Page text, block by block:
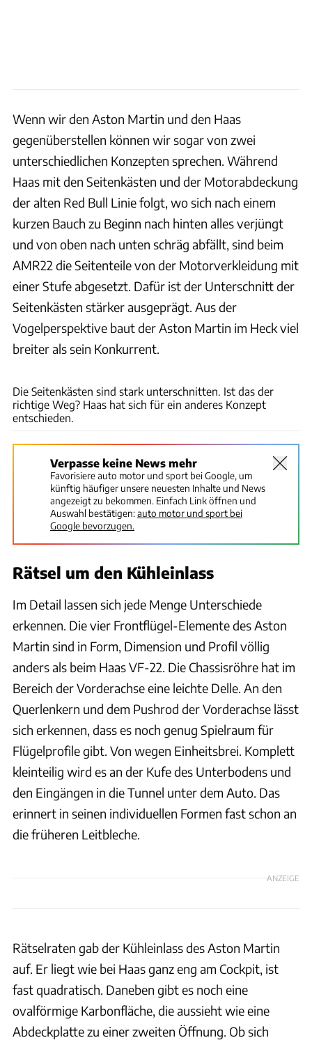
Wenn wir den Aston Martin und den Haas
gegenüberstellen können wir sogar von zwei
unterschiedlichen Konzepten sprechen. Während
Haas mit den Seitenkästen und der Motorabdeckung
der alten Red Bull Linie folgt, wo sich nach einem
kurzen Bauch zu Beginn nach hinten alles verjüngt
und von oben nach unten schräg abfällt, sind beim
AMR22 die Seitenteile von der Motorverkleidung mit
einer Stufe abgesetzt. Dafür ist der Unterschnitt der
Seitenkästen stärker ausgeprägt. Aus der
Vogelperspektive baut der Aston Martin im Heck viel
breiter als sein Konkurrent.
Die Seitenkästen sind stark unterschnitten. Ist das der
richtige Weg? Haas hat sich für ein anderes Konzept
entschieden.
Verpasse keine News mehr
Favorisiere auto motor und sport bei Google, um
künftig häufiger unsere neuesten Inhalte und News
angezeigt zu bekommen. Einfach Link öffnen und
Auswahl bestätigen:auto motor und sport bei
Google bevorzugen.
Rätsel um den Kühleinlass
Im Detail lassen sich jede Menge Unterschiede
erkennen. Die vier Frontflügel-Elemente des Aston
Martin sind in Form, Dimension und Profil völlig
anders als beim Haas VF-22. Die Chassisröhre hat im
Bereich der Vorderachse eine leichte Delle. An den
Querlenkern und dem Pushrod der Vorderachse lässt
sich erkennen, dass es noch genug Spielraum für
Flügelprofile gibt. Von wegen Einheitsbrei. Komplett
kleinteilig wird es an der Kufe des Unterbodens und
den Eingängen in die Tunnel unter dem Auto. Das
erinnert in seinen individuellen Formen fast schon an
die früheren Leitbleche.
ANZEIGE
Rätselraten gab der Kühleinlass des Aston Martin
auf. Er liegt wie bei Haas ganz eng am Cockpit, ist
fast quadratisch. Daneben gibt es noch eine
ovalförmige Karbonfläche, die aussieht wie eine
Abdeckplatte zu einer zweiten Öffnung. Ob sich